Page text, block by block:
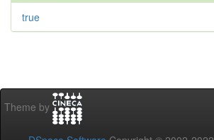
true
Theme by